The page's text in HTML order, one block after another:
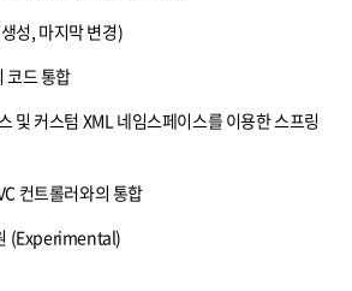
성, 마지막 변경)
코드 통합
및 커스텀 XML 네임스페이스를 이용한 스프링
컨트롤러와의 통합
(Experimental)